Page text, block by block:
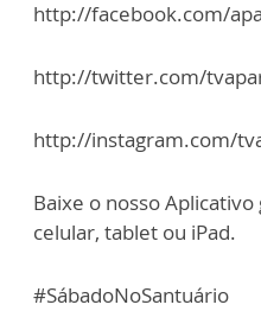
http://facebook.com/
http://twitter.com/
http://instagram.com/
Baixe o nosso
celular, tablet ou iPad.
#SábadoNoSantuário